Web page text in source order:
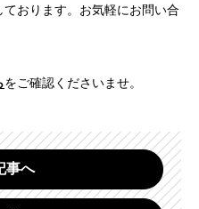
おります。お気軽にお問い合
をご確認くださいませ。
事へ